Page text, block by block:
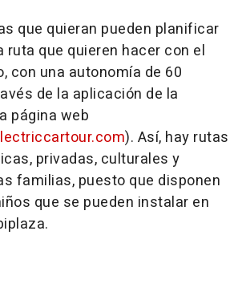
que quieran pueden planificar
ruta que quieren hacer con el
con una autonomía de 60
de la aplicación de la
página web
). Así, hay rutas
privadas, culturales y
familias, puesto que disponen
que se pueden instalar en